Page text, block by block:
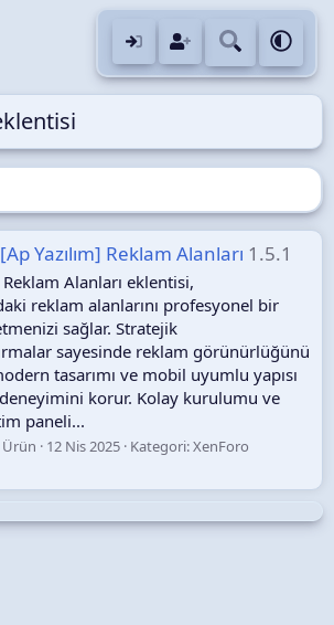
[Ap Yazılım] Reklam Alanları 1.5.1
Reklam Alanları eklentisi,
reklam alanlarını profesyonel bir
sağlar. Stratejik
sayesinde reklam görünürlüğünü
tasarımı ve mobil uyumlu yapısı
deneyimini korur. Kolay kurulumu ve
paneli...
Ürün 12 Nis 2025 Kategori:XenForo